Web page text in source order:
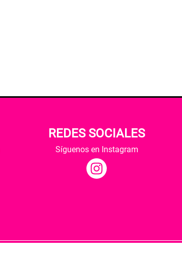
REDES SOCIALES
Síguenos en Instagram